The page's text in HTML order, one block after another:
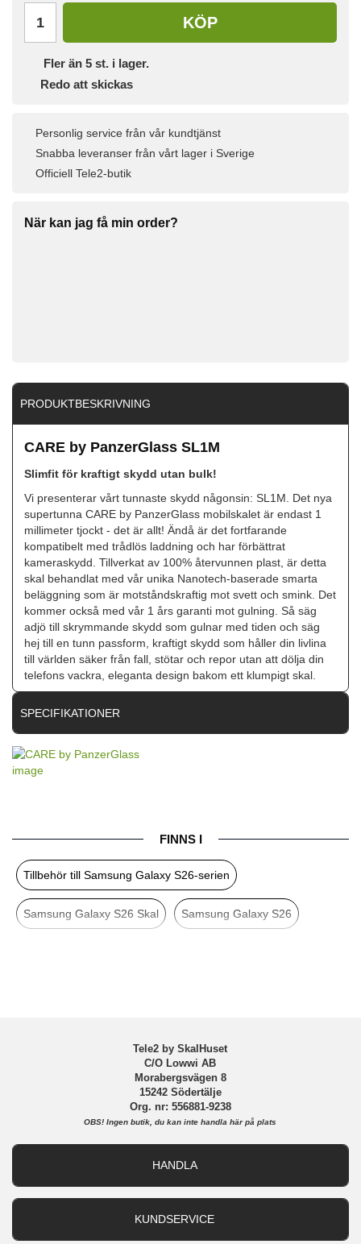
KÖP
Fler än 5 st. i lager.
Redo att skickas
Personlig service från vår kundtjänst
Snabba leveranser från vårt lager i Sverige
Officiell Tele2-butik
När kan jag få min order?
PRODUKTBESKRIVNING
CARE by PanzerGlass SL1M
Slimfit för kraftigt skydd utan bulk!
Vi presenterar vårt tunnaste skydd någonsin: SL1M. Det nya
supertunna CARE by PanzerGlass mobilskalet är endast 1
millimeter tjockt - det är allt! Ändå är det fortfarande
kompatibelt med trådlös laddning och har förbättrat
kameraskydd. Tillverkat av 100% återvunnen plast, är detta
skal behandlat med vår unika Nanotech-baserade smarta
beläggning som är motståndskraftig mot svett och smink. Det
kommer också med vår 1 års garanti mot gulning. Så säg
adjö till skrymmande skydd som gulnar med tiden och säg
hej till en tunn passform, kraftigt skydd som håller din livlina
till världen säker från fall, stötar och repor utan att dölja din
telefons vackra, eleganta design bakom ett klumpigt skal.
SPECIFIKATIONER
Artikelnummer
Passar till
Slimmad, Trådlös laddning-kompatibel
Färg
Material Hårdplast (PC), Återvunnen plast
Varumärke CARE by PanzerGlass
FINNS I
Tillbehör till Samsung Galaxy S26-serien
Samsung Galaxy S26 Skal Samsung Galaxy S26
Tele2 by SkalHuset
C/O Lowwi AB
Morabergsvägen 8
15242 Södertälje
Org. nr: 556881-9238
OBS! Ingen butik, du kan inte handla här på plats
HANDLA
KUNDSERVICE